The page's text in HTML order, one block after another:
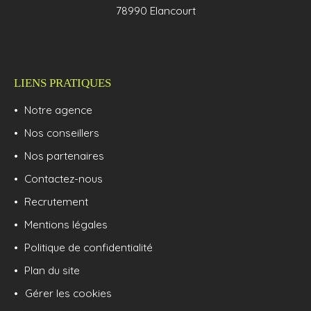
78990 Elancourt
LIENS PRATIQUES
Notre agence
Nos conseillers
Nos partenaires
Contactez-nous
Recrutement
Mentions légales
Politique de confidentialité
Plan du site
Gérer les cookies